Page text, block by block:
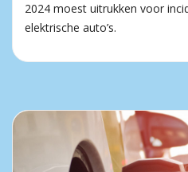
2024 moest uitrukken voor
elektrische auto’s.